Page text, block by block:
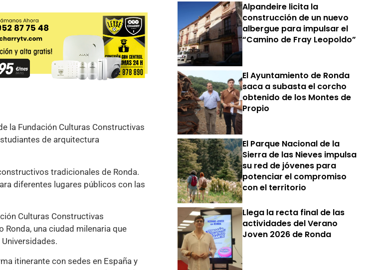
la Fundación Culturas Constructivas
de arquitectura
tradicionales de Ronda.
diferentes lugares públicos con las
Culturas Constructivas
una ciudad milenaria que
itinerante con sedes en España y
Alpandeire licita la
construcción de un nuevo
albergue para impulsar el
“Camino de Fray Leopoldo”
El Ayuntamiento de Ronda
saca a subasta el corcho
obtenido de los Montes de
Propio
El Parque Nacional de la
Sierra de las Nieves impulsa
su red de jóvenes para
potenciar el compromiso
con el territorio
Llega la recta final de las
actividades del Verano
Joven 2026 de Ronda